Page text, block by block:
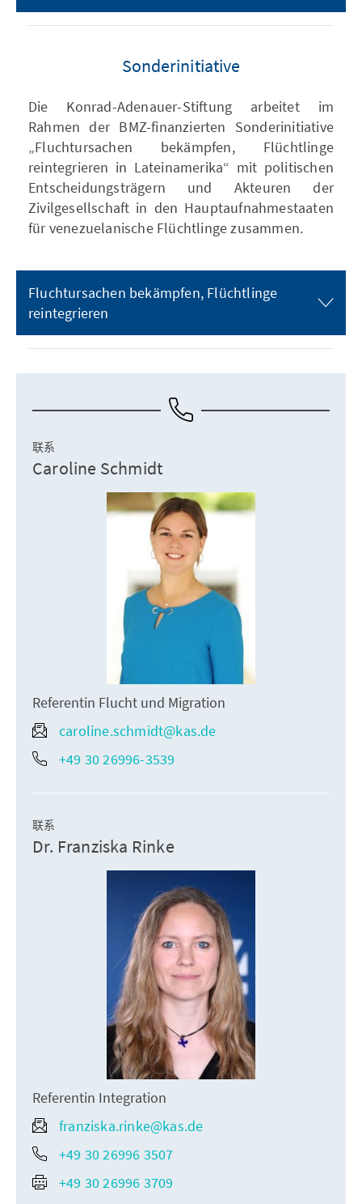
Sonderinitiative
Die Konrad-Adenauer-Stiftung arbeitet im
Rahmen der BMZ-finanzierten Sonderinitiative
„Fluchtursachen bekämpfen, Flüchtlinge
reintegrieren in Lateinamerika“ mit politischen
Entscheidungsträgern und Akteuren der
Zivilgesellschaft in den Hauptaufnahmestaaten
für venezuelanische Flüchtlinge zusammen.
Fluchtursachen bekämpfen, Flüchtlinge
reintegrieren
联系
Caroline Schmidt
Referentin Flucht und Migration
caroline.schmidt@kas.de
+49 30 26996-3539
联系
Dr. Franziska Rinke
Referentin Integration
franziska.rinke@kas.de
+49 30 26996 3507
+49 30 26996 3709